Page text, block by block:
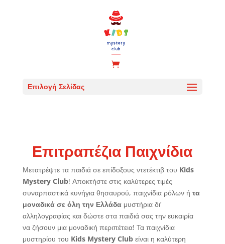
Επιλογή Σελίδας
Επιτραπέζια Παιχνίδια
Μετατρέψτε τα παιδιά σε επίδοξους ντετέκτιβ του Kids
Mystery Club! Αποκτήστε στις καλύτερες τιμές
συναρπαστικά κυνήγια θησαυρού, παιχνίδια ρόλων ή τα
μοναδικά σε όλη την Ελλάδαμυστήρια δι’
αλληλογραφίας και δώστε στα παιδιά σας την ευκαιρία
να ζήσουν μια μοναδική περιπέτεια! Τα παιχνίδια
μυστηρίου του Kids Mystery Clubείναι η καλύτερη